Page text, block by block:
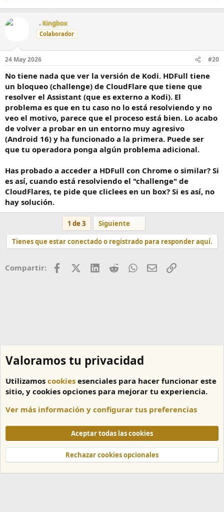
Kingbox
Colaborador
24 May 2026 #20
No tiene nada que ver la versión de Kodi. HDFull tiene
un bloqueo (challenge) de CloudFlare que tiene que
resolver el Assistant (que es externo a Kodi). El
problema es que en tu caso no lo está resolviendo y no
veo el motivo, parece que el proceso está bien. Lo acabo
de volver a probar en un entorno muy agresivo
(Android 16) y ha funcionado a la primera. Puede ser
que tu operadora ponga algún problema adicional.
Has probado a acceder a HDFull con Chrome o similar? Si
es así, cuando está resolviendo el "challenge" de
CloudFlares, te pide que cliclees en un box? Si es así, no
hay solución.
1 de 3 Siguiente
Tienes que estar conectado o registrado para responder aquí.
Compartir: FacebookX (Twitter)
LinkedIn
RedditWhatsApp
CorreoEnlace
Cookies
Español
Términos y reglas
Política de privacidad
Ayuda
Inicio
R
Valoramos tu privacidad
Utilizamos cookies esenciales para hacer funcionar este
sitio, y cookies opciones para mejorar tu experiencia.
Ver más información y configurar tus preferencias
Aceptar todas las cookies
Rechazar cookies opcionales